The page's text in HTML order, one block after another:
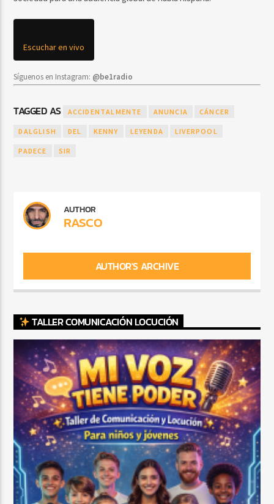
Escuchar en vivo
Síguenos en Instagram: @be1radio
TAGGED AS ACCIDENTALMENTE ANUNCIA CÁNCER
DALGLISH DEL KENNY LEYENDA LIVERPOOL
PADECE SIR
AUTHOR
RASCO
AUTHOR'S ARCHIVE
TALLER COMUNICACIÓN LOCUCIÓN